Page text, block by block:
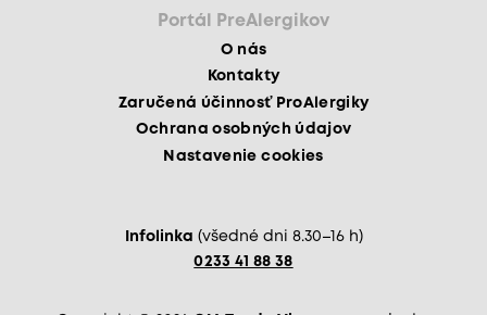
Portál PreAlergikov
O nás
Kontakty
Zaručená účinnosť ProAlergiky
Ochrana osobných údajov
Nastavenie cookies
Infolinka (všedné dni 8.30–16 h)
0233 41 88 38